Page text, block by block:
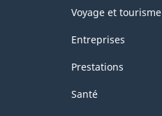
Voyage et tourisme
Entreprises
Prestations
Santé